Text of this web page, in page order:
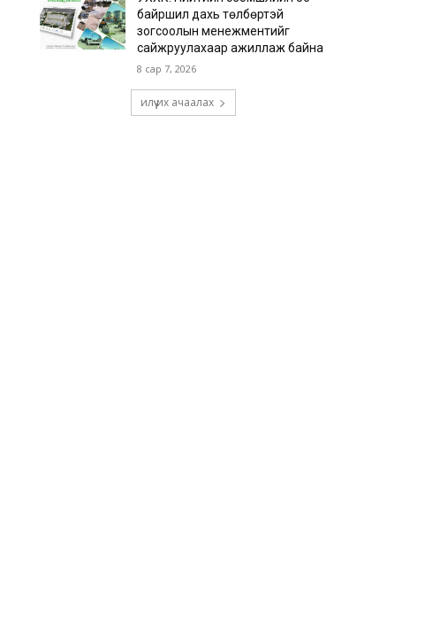
байршил дахь төлбөртэй
зогсоолын менежментийг
сайжруулахаар ажиллаж байна
8 сар 7, 2026
илүү их ачаалах